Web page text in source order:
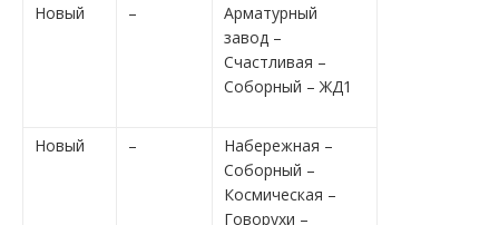
Новый –
Арматурный
завод –
Счастливая –
Соборный – ЖД1
Новый –
Набережная –
Соборный –
Космическая –
Говорухи –